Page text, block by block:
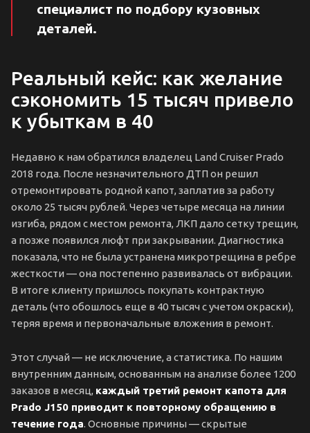
специалист по подбору кузовных
деталей.
Реальный кейс: как желание
сэкономить 15 тысяч привело
к убыткам в 40
Недавно к нам обратился владелец Land Cruiser Prado
2018 года. После незначительного ДТП он решил
отремонтировать родной капот, заплатив за работу
около 25 тысяч рублей. Через четыре месяца на линии
изгиба, рядом с местом ремонта, ЛКП дало сетку трещин,
а позже появился люфт при закрывании. Диагностика
показала, что не была устранена микротрещина в ребре
жесткости — она постепенно развивалась от вибрации.
В итоге клиенту пришлось покупать контрактную
деталь (что обошлось еще в 40 тысяч с учетом окраски),
теряя время и первоначальные вложения в ремонт.
Этот случай — не исключение, а статистика. По нашим
внутренним данным, основанным на анализе более 1200
заказов в месяц, каждый третий ремонт капота для
Prado J150 приводит к повторному обращению в
течение года. Основные причины — скрытые